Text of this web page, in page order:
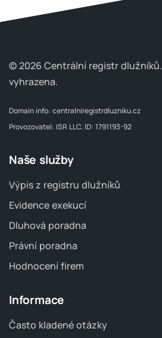
© 2026 Centrální registr dlužníků.
vyhrazena.
Domain info: centralniregistrdluzniku.cz
Provozovatel: ISR LLC, ID: 1791193-92
Naše služby
Výpis z registru dlužníků
Evidence exekucí
Dluhová poradna
Právní poradna
Hodnocení firem
Informace
Často kladené otázky